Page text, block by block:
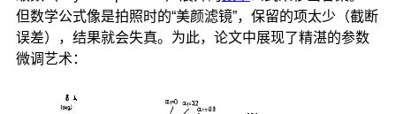
但数学公式像是拍照时的“美颜滤镜”，保留的项太少（截断
误差），结果就会失真。为此，论文中展现了精湛的参数
微调艺术：